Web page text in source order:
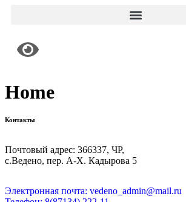
Home
Контакты
Почтовый адрес: 366337, ЧР,
с.Ведено, пер. А-Х. Кадыровa 5
Электронная почта: vedeno_admin@mail.ru